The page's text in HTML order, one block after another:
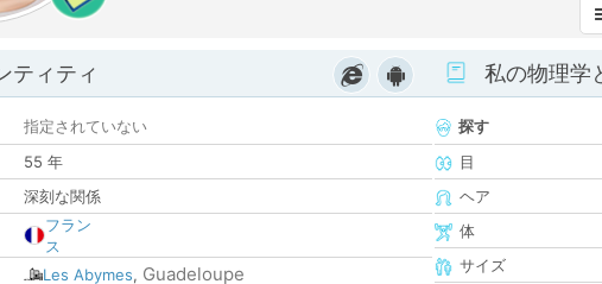
ティティ
指定されていない
55 年
深刻な関係
フラン
ス
Les Abymes, Guadeloupe
私の物理学
探す
目
ヘア
体
サイズ